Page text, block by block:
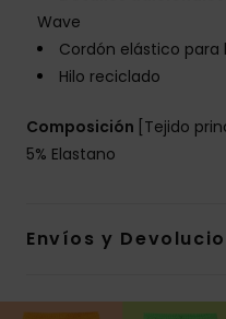
Wave
Cordón elástico para
Hilo reciclado
Composición [Tejido
5% Elastano
Envíos y